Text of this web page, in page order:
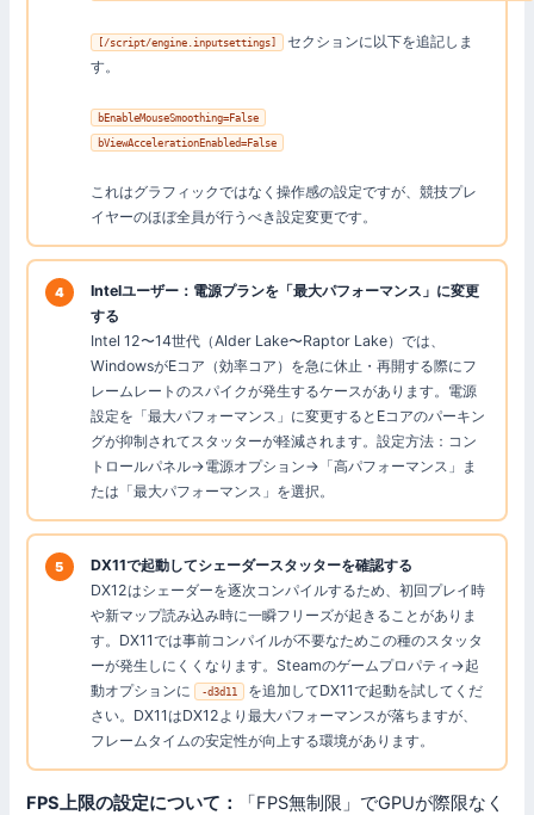
[/script/engine.inputsettings]
セクションに以下を追記しま
す。
bEnableMouseSmoothing=False
bViewAccelerationEnabled=False
これはグラフィックではなく操作感の設定ですが、競技プレ
イヤーのほぼ全員が行うべき設定変更です。
Intelユーザー：電源プランを「最大パフォーマンス」に変更
する
Intel 12〜14世代（Alder Lake〜Raptor Lake）では、
WindowsがEコア（効率コア）を急に休止・再開する際にフ
レームレートのスパイクが発生するケースがあります。電源
設定を「最大パフォーマンス」に変更するとEコアのパーキン
グが抑制されてスタッターが軽減されます。設定方法：コン
トロールパネル→電源オプション→「高パフォーマンス」ま
たは「最大パフォーマンス」を選択。
DX11で起動してシェーダースタッターを確認する
DX12はシェーダーを逐次コンパイルするため、初回プレイ時
や新マップ読み込み時に一瞬フリーズが起きることがありま
す。DX11では事前コンパイルが不要なためこの種のスタッタ
ーが発生しにくくなります。Steamのゲームプロパティ→起
動オプションに
-d3d11
を追加してDX11で起動を試してくだ
さい。DX11はDX12より最大パフォーマンスが落ちますが、
フレームタイムの安定性が向上する環境があります。
FPS上限の設定について：
「FPS無制限」でGPUが際限なく